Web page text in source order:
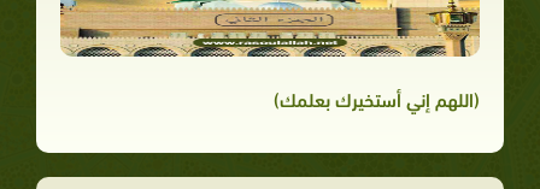
(اللهم إني أستخيرك بعلمك)